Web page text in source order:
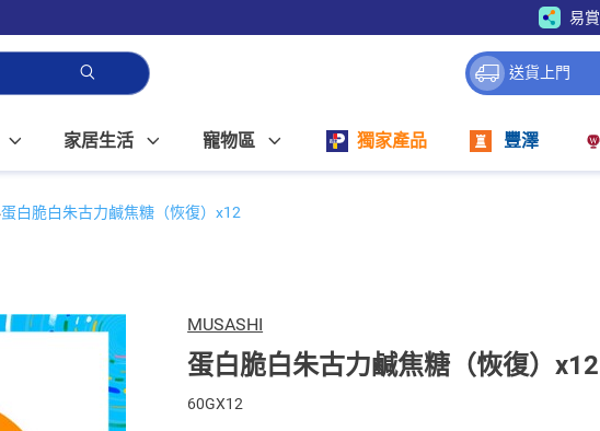
易
送貨上門
家居生活 寵物區 獨家產品 豐澤
蛋白脆白朱古力鹹焦糖（恢復）x12
MUSASHI
蛋白脆白朱古力鹹焦糖（恢復）x12
60GX12